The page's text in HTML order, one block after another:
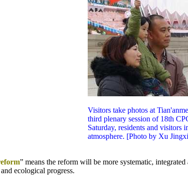
Visitors take photos at
third plenary session of 18th
Saturday, residents and visitors
atmosphere. [Photo by Xu
” means the reform will be more systematic,
ecological progress.